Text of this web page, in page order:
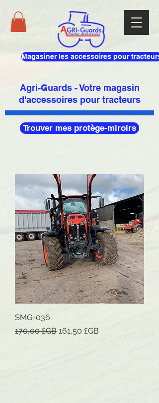
Magasiner les accessoires pour tracteurs
Agri-Guards - Votre magasin
d'accessoires pour tracteurs
Trouver mes protège-miroirs
SMG-036
Prix original
170,00 £GB Prix promotionnel
161,50 £GB